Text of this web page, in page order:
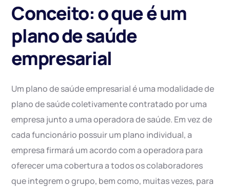
Conceito: o que é um
plano de saúde
empresarial
Um plano de saúde empresarial é uma modalidade de
plano de saúde coletivamente contratado por uma
empresa junto a uma operadora de saúde. Em vez de
cada funcionário possuir um plano individual, a
empresa firmará um acordo com a operadora para
oferecer uma cobertura a todos os colaboradores
que integrem o grupo, bem como, muitas vezes, para